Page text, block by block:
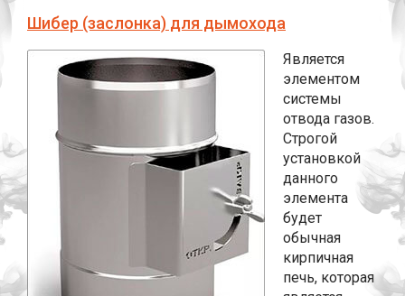
Шибер (заслонка) для дымохода
Является
элементом
системы
отвода газов.
Строгой
установкой
данного
элемента
будет
обычная
кирпичная
печь, которая